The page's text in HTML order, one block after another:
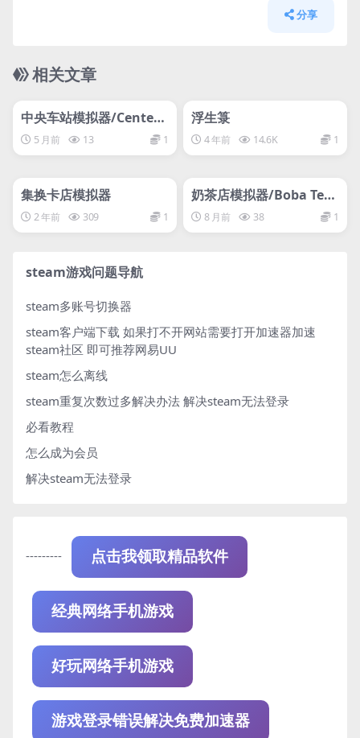
分享
相关文章
网盘下载游戏
中央车站模拟器/Center
Station Simulator
5 月前 13 1
浮生箓
4 年前 14.6K 1
集换卡店模拟器
2 年前 309 1
网盘下载游戏
奶茶店模拟器/Boba Tea
Shop Simulator
8 月前 38 1
steam游戏问题导航
steam多账号切换器
steam客户端下载 如果打不开网站需要打开加速器加速
steam社区 即可推荐网易UU
steam怎么离线
steam重复次数过多解决办法 解决steam无法登录
必看教程
怎么成为会员
解决steam无法登录
--------- 点击我领取精品软件
经典网络手机游戏
好玩网络手机游戏
游戏登录错误解决免费加速器